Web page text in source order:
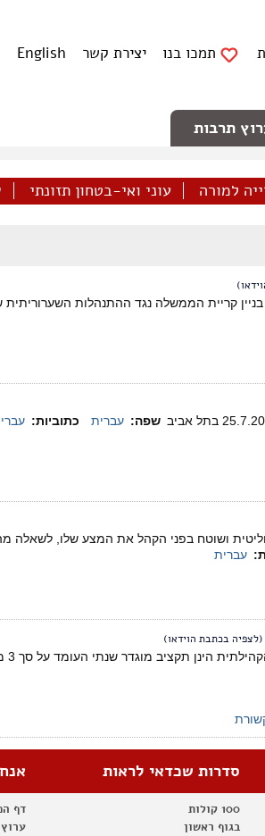
תמכו בנו יצירת קשר English
תרבות
למורה עוני ואי-בטחון תזונתי
בניין קריית הממשלה נגד ההתנהלות
שפה: עברית כתוביות:
ושוטח בפני הקהל את המצע שלו, לשאלה
עברית
(לצפיה בכתבת הוידאו)
סדרות שכדאי לראות
100 קולות
בגוף ראשון
דף
ערוץ